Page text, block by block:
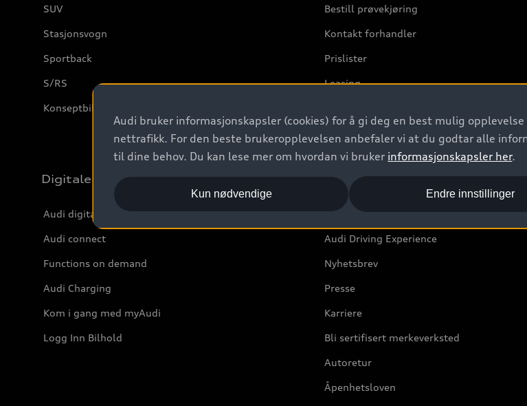
SUV
Stasjonsvogn
Sportback
S/RS
Konseptbiler og prototyper
Bestill prøvekjøring
Kontakt forhandler
Prislister
Leasing
Audi Forsikring
Digitale tjenester
Audi digitale tjenester
Audi connect
Functions on demand
Audi Charging
Kom i gang med myAudi
Logg Inn Bilhold
Audi Norge
Kundeservice
Audi Driving Experience
Nyhetsbrev
Presse
Karriere
Bli sertifisert merkeverksted
Autoretur
Åpenhetsloven
Audi bruker informasjonskapsler (cookies) for å gi deg en best mulig
nettrafikk. For den beste brukeropplevelsen anbefaler vi at du godtar alle
til dine behov. Du kan lese mer om hvordan vi bruker informasjonskapsler her.
Kun nødvendige Endre innstillinger